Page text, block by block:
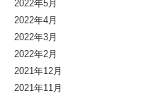
2022年5月
2022年4月
2022年3月
2022年2月
2021年12月
2021年11月